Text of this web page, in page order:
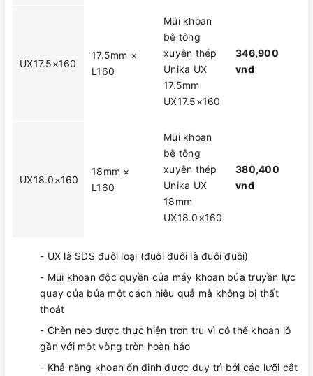
UX17.5×160
17.5mm ×
L160
Mũi khoan
bê tông
xuyên thép
Unika UX
17.5mm
UX17.5×160
346,900
vnđ
UX18.0×160
18mm ×
L160
Mũi khoan
bê tông
xuyên thép
Unika UX
18mm
UX18.0×160
380,400
vnđ
- UX là SDS đuôi loại (đuôi đuôi là đuôi đuôi)
- Mũi khoan độc quyền của máy khoan búa truyền lực
quay của búa một cách hiệu quả mà không bị thất
thoát
- Chèn neo được thực hiện trơn tru vì có thể khoan lỗ
gần với một vòng tròn hoàn hảo
- Khả năng khoan ổn định được duy trì bởi các lưỡi cắt